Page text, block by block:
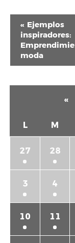
Navegación
del
Evento
« Ejemplos
inspiradores:
moda
«
L M
27 28
3 4
10 11